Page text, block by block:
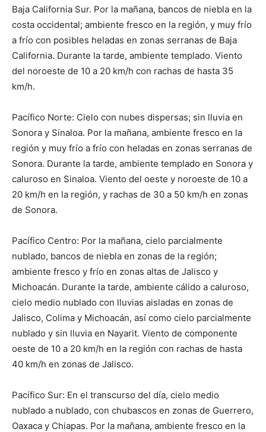
Baja California Sur. Por la mañana, bancos de niebla en la
costa occidental; ambiente fresco en la región, y muy frío
a frío con posibles heladas en zonas serranas de Baja
California. Durante la tarde, ambiente templado. Viento
del noroeste de 10 a 20 km/h con rachas de hasta 35
km/h.
Pacífico Norte: Cielo con nubes dispersas; sin lluvia en
Sonora y Sinaloa. Por la mañana, ambiente fresco en la
región y muy frío a frío con heladas en zonas serranas de
Sonora. Durante la tarde, ambiente templado en Sonora y
caluroso en Sinaloa. Viento del oeste y noroeste de 10 a
20 km/h en la región, y rachas de 30 a 50 km/h en zonas
de Sonora.
Pacífico Centro: Por la mañana, cielo parcialmente
nublado, bancos de niebla en zonas de la región;
ambiente fresco y frío en zonas altas de Jalisco y
Michoacán. Durante la tarde, ambiente cálido a caluroso,
cielo medio nublado con lluvias aisladas en zonas de
Jalisco, Colima y Michoacán, así como cielo parcialmente
nublado y sin lluvia en Nayarit. Viento de componente
oeste de 10 a 20 km/h en la región con rachas de hasta
40 km/h en zonas de Jalisco.
Pacífico Sur: En el transcurso del día, cielo medio
nublado a nublado, con chubascos en zonas de Guerrero,
Oaxaca y Chiapas. Por la mañana, ambiente fresco en la